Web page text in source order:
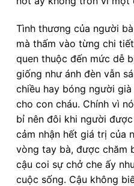
Tình thương của người
mà thấm vào từng chi
quen thuộc đến mức dễ
giống như ánh đèn vẫn
chiều hay bóng người
cho con cháu. Chính vì
bỉ nên đôi khi người
cảm nhận hết giá trị của
vòng tay bà, được chăm
cậu coi sự chở che ấy
cuộc sống. Cậu không